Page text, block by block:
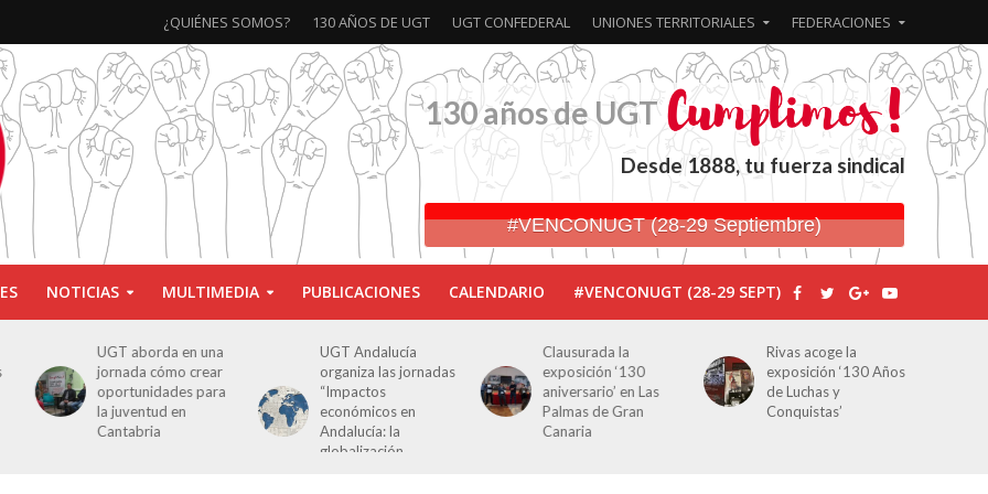
¿QUIÉNES SOMOS? 130 AÑOS DE UGT UGT CONFEDERAL UNIONES TERRITORIALES FEDERACIONES
130 años de UGT
Desde 1888, tu fuerza sindical
#VENCONUGT (28-29 Septiembre)
NOTICIAS MULTIMEDIA PUBLICACIONES CALENDARIO #VENCONUGT (28-29 SEPT)
UGT Andalucía
organiza las jornadas
“Impactos
económicos en
Andalucía: la
Clausurada la
exposición ‘130
aniversario’ en Las
Palmas de Gran
Canaria
Rivas acoge la
exposición ‘130 Años
de Luchas y
Conquistas’
Javier Bueno, el
periodista asesinado
por Franco por sus
editoriales de prensa